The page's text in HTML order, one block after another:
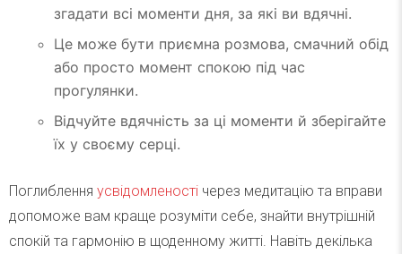
згадати всі моменти дня, за які ви вдячні.
Це може бути приємна розмова, смачний обід
або просто момент спокою під час
прогулянки.
Відчуйте вдячність за ці моменти й зберігайте
їх у своєму серці.
Поглиблення усвідомленості через медитацію та вправи
допоможе вам краще розуміти себе, знайти внутрішній
спокій та гармонію в щоденному житті. Навіть декілька